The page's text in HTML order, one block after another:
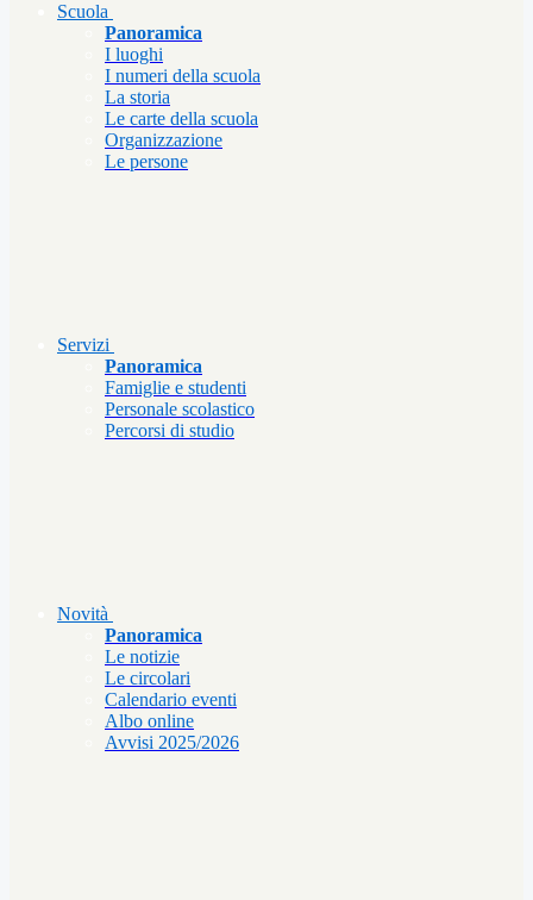
Scuola
Panoramica
I luoghi
I numeri della scuola
La storia
Le carte della scuola
Organizzazione
Le persone
Servizi
Panoramica
Famiglie e studenti
Personale scolastico
Percorsi di studio
Novità
Panoramica
Le notizie
Le circolari
Calendario eventi
Albo online
Avvisi 2025/2026